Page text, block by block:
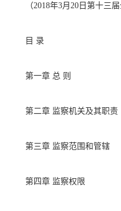
（2018年3月20日第十三
目 录
第一章 总 则
第二章 监察机关及其职责
第三章 监察范围和管辖
第四章 监察权限